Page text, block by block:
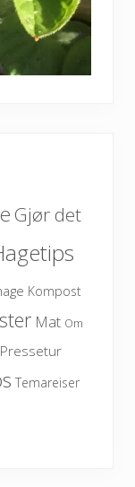
Gjør det
Kompost
Mat Om
Pressetur
Temareiser